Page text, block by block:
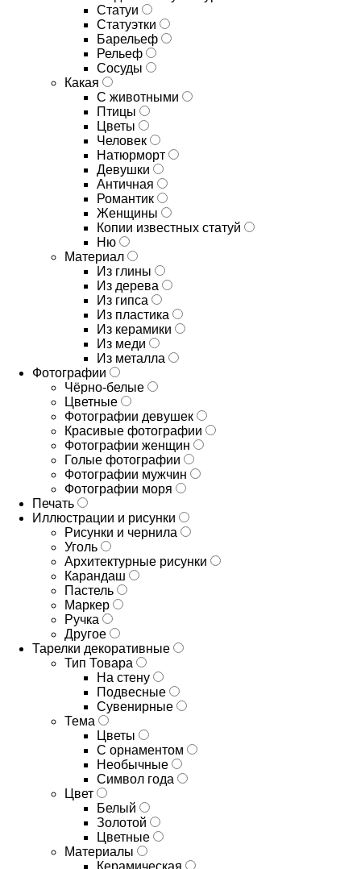
Статуи
Статуэтки
Барельеф
Рельеф
Сосуды
Какая
С животными
Птицы
Цветы
Человек
Натюрморт
Девушки
Античная
Романтик
Женщины
Копии известных статуй
Ню
Материал
Из глины
Из дерева
Из гипса
Из пластика
Из керамики
Из меди
Из металла
Фотографии
Чёрно-белые
Цветные
Фотографии девушек
Красивые фотографии
Фотографии женщин
Голые фотографии
Фотографии мужчин
Фотографии моря
Печать
Иллюстрации и рисунки
Рисунки и чернила
Уголь
Архитектурные рисунки
Карандаш
Пастель
Маркер
Ручка
Другое
Тарелки декоративные
Тип Товара
На стену
Подвесные
Сувенирные
Тема
Цветы
С орнаментом
Необычные
Символ года
Цвет
Белый
Золотой
Цветные
Материалы
Керамическая